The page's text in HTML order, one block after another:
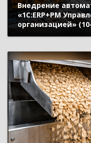
Внедрение
«1С:ERP+PM
организацией»